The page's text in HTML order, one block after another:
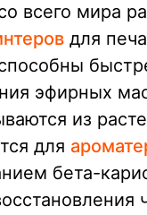
всего мира
для
эфирных
из
для
бета-